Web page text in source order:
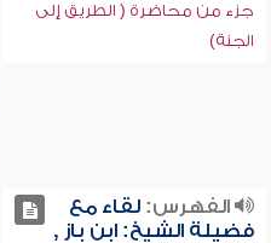
جزء من محاضرة ( الطريق إلى
الجنة)
الفهرس:لقاء مع
فضيلة الشيخ: ابن باز ,